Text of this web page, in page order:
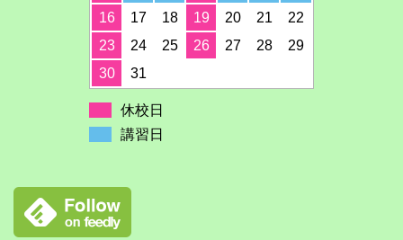
16
17 18 19 20 21
22
23
24 25 26 27 28
29
30
31
休校日
講習日